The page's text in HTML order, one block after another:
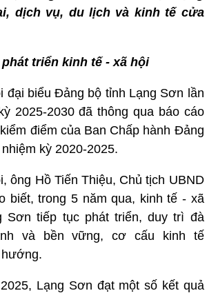
dịch vụ, du lịch và kinh tế cửa
triển kinh tế - xã hội
đại biểu Đảng bộ tỉnh Lạng Sơn lần
2025-2030 đã thông qua báo cáo
điểm của Ban Chấp hành Đảng
kỳ 2020-2025.
ông Hồ Tiến Thiệu, Chủ tịch UBND
biết, trong 5 năm qua, kinh tế - xã
Sơn tiếp tục phát triển, duy trì đà
và bền vững, cơ cấu kinh tế
Lạng Sơn đạt một số kết quả